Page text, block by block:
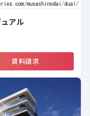
アル
資料請求